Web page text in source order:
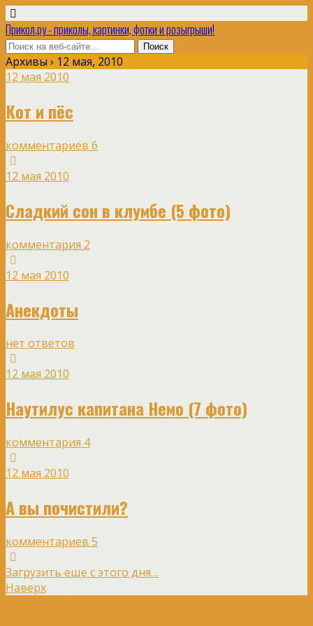
Прикол.ру - приколы, картинки, фотки и розыгрыши!
Архивы › 12 мая, 2010
12 мая 2010
Кот и пёс
комментариев 6
12 мая 2010
Сладкий сон в клумбе (5 фото)
комментария 2
12 мая 2010
Анекдоты
нет ответов
12 мая 2010
Наутилус капитана Немо (7 фото)
комментария 4
12 мая 2010
А вы почистили?
комментариев 5
Загрузить еще с этого дня…
Наверх